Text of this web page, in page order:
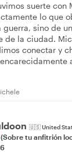
suerte con
lo que
sino de
de la ciudad.
conectar y
🇺🇸United
(Sobre tu anfitrión